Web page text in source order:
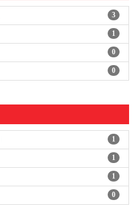
3
1
0
0
1
1
1
0